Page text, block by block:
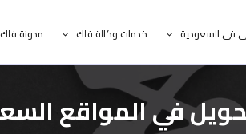
في السعودية خدمات وكالة فلك مدونة
في المواقع